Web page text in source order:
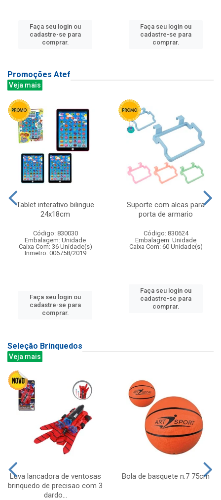
Faça seu login ou
cadastre-se para
comprar.
Faça seu login ou
cadastre-se para
comprar.
Promoções Atef
Veja mais
Tablet interativo bilingue
24x18cm
Código: 830030
Embalagem: Unidade
Caixa Com: 36 Unidade(s)
Inmetro: 006758/2019
Faça seu login ou
cadastre-se para
comprar.
Suporte com alcas para
porta de armario
Código: 830624
Embalagem: Unidade
Caixa Com: 60 Unidade(s)
Faça seu login ou
cadastre-se para
comprar.
Seleção Brinquedos
Veja mais
Luva lancadora de ventosas
brinquedo de precisao com 3
dardo...
Bola de basquete n.7 75cm